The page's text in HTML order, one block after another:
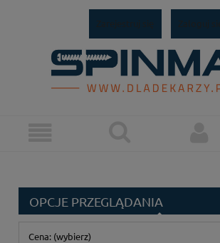
OPCJE PRZEGLĄDANIA
Cena: (wybierz)